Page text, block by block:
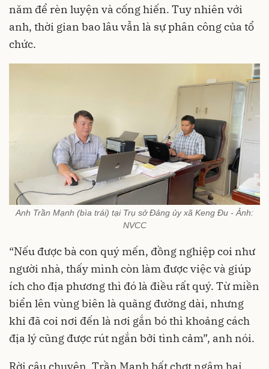
năm để rèn luyện và cống hiến. Tuy nhiên với
anh, thời gian bao lâu vẫn là sự phân công của tổ
chức.
Anh Trần Mạnh (bìa trái) tại Trụ sở Đảng ủy xã Keng Đu - Ảnh:
NVCC
“Nếu được bà con quý mến, đồng nghiệp coi như
người nhà, thấy mình còn làm được việc và giúp
ích cho địa phương thì đó là điều rất quý. Từ miền
biển lên vùng biên là quãng đường dài, nhưng
khi đã coi nơi đến là nơi gắn bó thì khoảng cách
địa lý cũng được rút ngắn bởi tình cảm”, anh nói.